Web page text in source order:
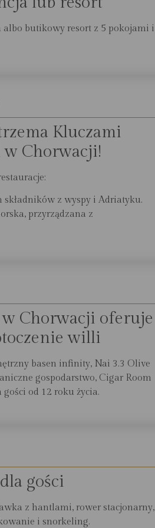
butikowy resort z 5 pokojami i
Kluczami
Chorwacji!
z wyspy i Adriatyku.
przyrządzana z
w Chorwacji oferuje
willi
basen infinity, Nai 3.3 Olive
gospodarstwo, Cigar Room
od 12 roku życia.
gości
z hantlami, rower stacjonarny,
i snorkeling.